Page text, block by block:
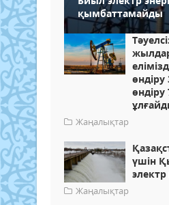
қымбаттамайды
өндіру
өндіру
Жаңалықтар
үшін
Жаңалықтар